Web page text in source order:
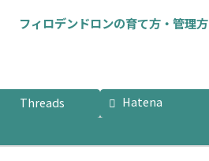
フィロデンドロンの育て方・管理方
Threads Hatena